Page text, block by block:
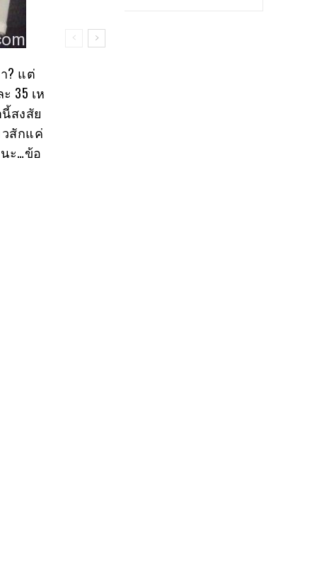
? แต่
35 เห
สงสัย
สักแค่
ะ…ข้อ